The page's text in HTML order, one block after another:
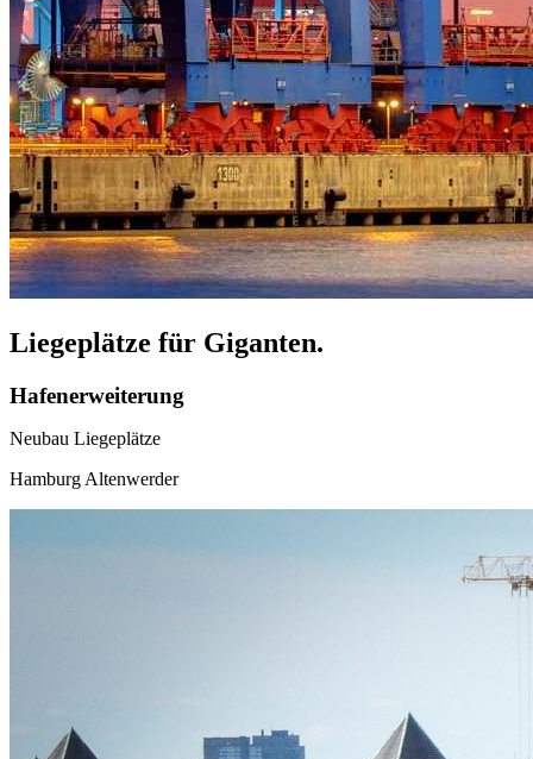
Liegeplätze für Giganten.
Hafenerweiterung
Neubau Liegeplätze
Hamburg Altenwerder